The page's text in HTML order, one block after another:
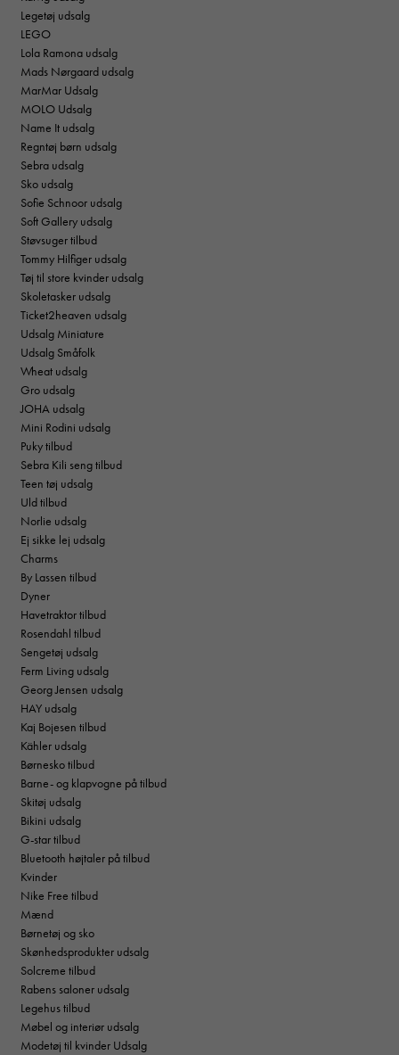
Legetøj udsalg
LEGO
Lola Ramona udsalg
Mads Nørgaard udsalg
MarMar Udsalg
MOLO Udsalg
Name It udsalg
Regntøj børn udsalg
Sebra udsalg
Sko udsalg
Sofie Schnoor udsalg
Soft Gallery udsalg
Støvsuger tilbud
Tommy Hilfiger udsalg
Tøj til store kvinder udsalg
Skoletasker udsalg
Ticket2heaven udsalg
Udsalg Miniature
Udsalg Småfolk
Wheat udsalg
Gro udsalg
JOHA udsalg
Mini Rodini udsalg
Puky tilbud
Sebra Kili seng tilbud
Teen tøj udsalg
Uld tilbud
Norlie udsalg
Ej sikke lej udsalg
Charms
By Lassen tilbud
Dyner
Havetraktor tilbud
Rosendahl tilbud
Sengetøj udsalg
Ferm Living udsalg
Georg Jensen udsalg
HAY udsalg
Kaj Bojesen tilbud
Kähler udsalg
Børnesko tilbud
Barne- og klapvogne på tilbud
Skitøj udsalg
Bikini udsalg
G-star tilbud
Bluetooth højtaler på tilbud
Kvinder
Nike Free tilbud
Mænd
Børnetøj og sko
Skønhedsprodukter udsalg
Solcreme tilbud
Rabens saloner udsalg
Legehus tilbud
Møbel og interiør udsalg
Modetøj til kvinder Udsalg